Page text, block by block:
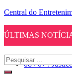
Central do
ÚLTIMAS
08 / 07 :